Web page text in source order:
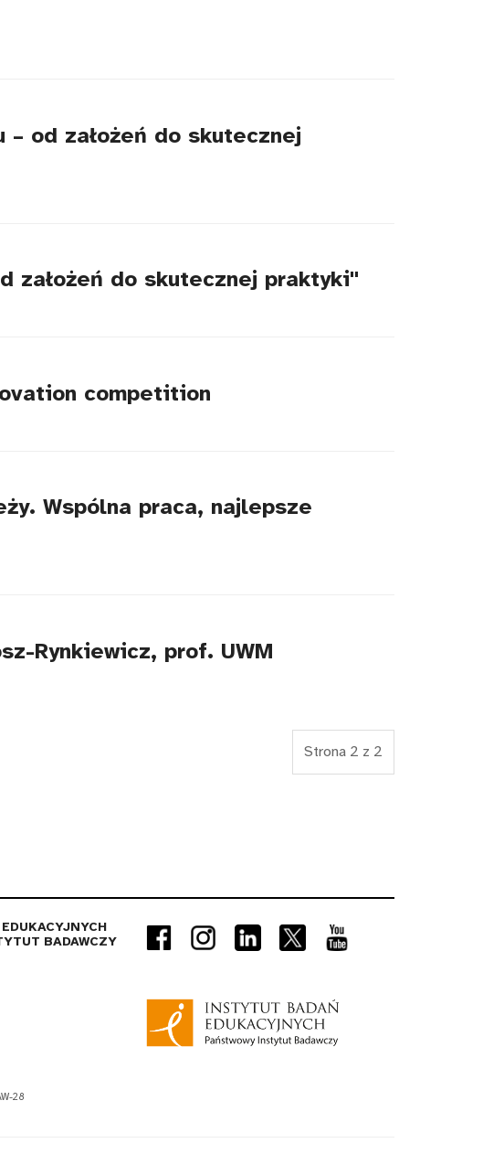
od założeń do skutecznej
założeń do skutecznej praktyki"
competition
Wspólna praca, najlepsze
Rynkiewicz, prof. UWM
Strona 2 z 2
BADAWCZY
28